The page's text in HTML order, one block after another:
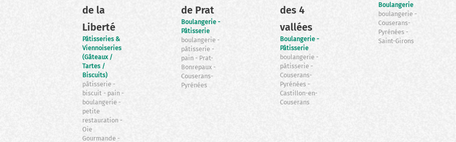
de la
Liberté
Pâtisseries &
Viennoiseries
(Gâteaux /
Tartes /
Biscuits)
pâtisserie
biscuit pain
boulangerie
petite
restauration
Oie
Gourmande
de Prat
Boulangerie -
Pâtisserie
boulangerie
pâtisserie
pain
Prat-
Bonrepaux
Couserans-
Pyrénées
des 4
vallées
Boulangerie -
Pâtisserie
boulangerie
pâtisserie
Couserans-
Pyrénées
Castillon-en-
Couserans
Boulangerie
boulangerie
Couserans-
Pyrénées
Saint-Girons